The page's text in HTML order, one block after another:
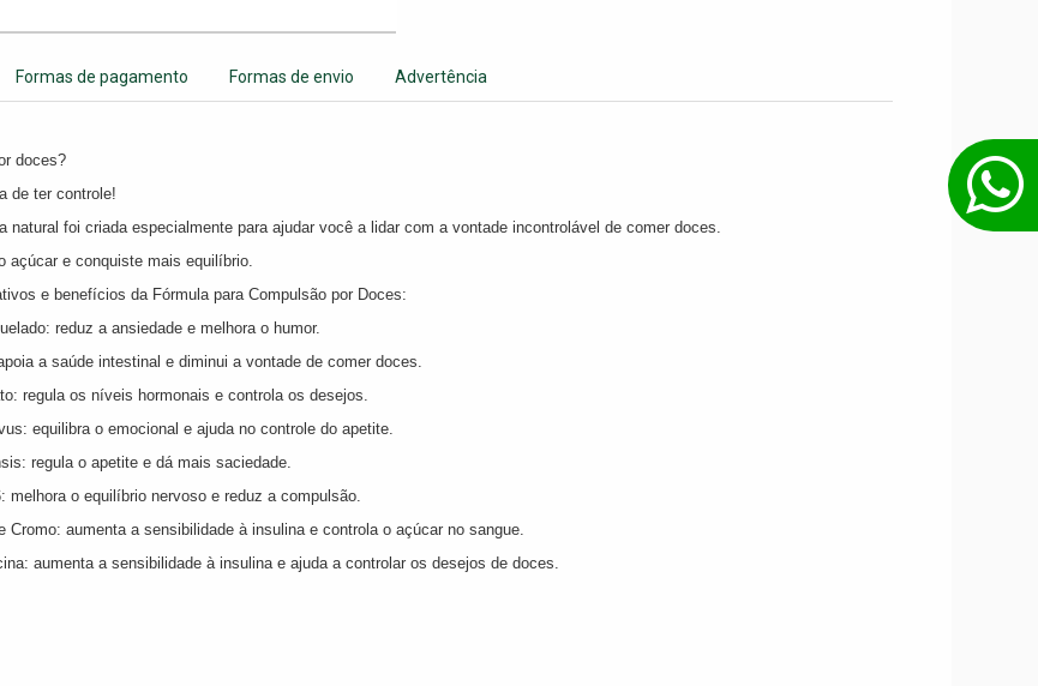
Formas de pagamento Formas de envio Advertência
doces?
de ter controle!
natural foi criada especialmente para ajudar você a lidar com a vontade incontrolável de comer doces.
açúcar e conquiste mais equilíbrio.
e benefícios da Fórmula para Compulsão por Doces:
reduz a ansiedade e melhora o humor.
a saúde intestinal e diminui a vontade de comer doces.
regula os níveis hormonais e controla os desejos.
equilibra o emocional e ajuda no controle do apetite.
regula o apetite e dá mais saciedade.
melhora o equilíbrio nervoso e reduz a compulsão.
Cromo: aumenta a sensibilidade à insulina e controla o açúcar no sangue.
aumenta a sensibilidade à insulina e ajuda a controlar os desejos de doces.